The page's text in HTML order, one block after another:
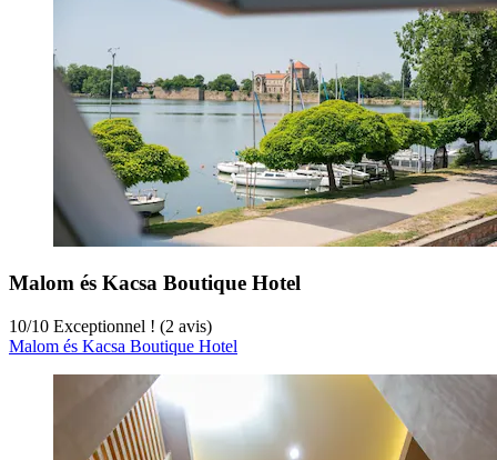
Malom és Kacsa Boutique Hotel
10/10 Exceptionnel ! (2 avis)
Malom és Kacsa Boutique Hotel